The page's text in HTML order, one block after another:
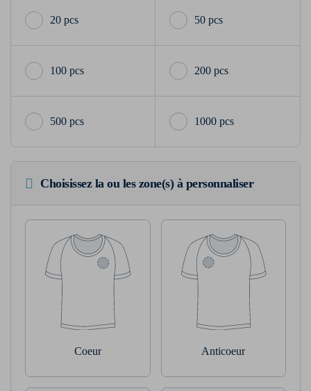
20 pcs 50 pcs
100 pcs 200 pcs
500 pcs 1000 pcs
Choisissez la ou les zone(s) à personnaliser
Coeur Anticoeur